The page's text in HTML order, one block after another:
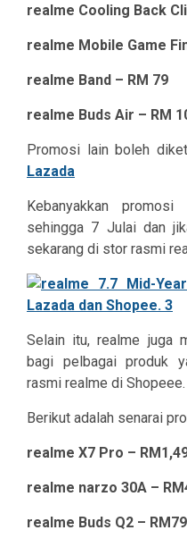
realme Cooling Back
realme Mobile Game
realme Band – RM 79
realme Buds Air – RM
Promosi lain boleh
Lazada
Kebanyakkan
sehingga 7 Julai dan
sekarang di stor rasmi
Selain itu, realme juga
bagi pelbagai produk
rasmi realme di Shopeee.
Berikut adalah senarai
realme X7 Pro –
realme narzo 30A –
realme Buds Q2 –